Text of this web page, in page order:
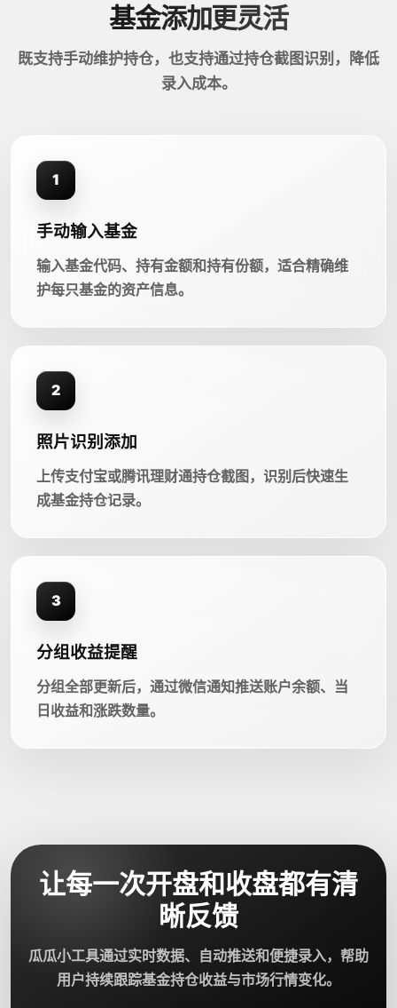
基金添加更灵活
既支持手动维护持仓，也支持通过持仓截图识别，降低
录入成本。
1
手动输入基金
输入基金代码、持有金额和持有份额，适合精确维
护每只基金的资产信息。
2
照片识别添加
上传支付宝或腾讯理财通持仓截图，识别后快速生
成基金持仓记录。
3
分组收益提醒
分组全部更新后，通过微信通知推送账户余额、当
日收益和涨跌数量。
让每一次开盘和收盘都有清
晰反馈
瓜瓜小工具通过实时数据、自动推送和便捷录入，帮助
用户持续跟踪基金持仓收益与市场行情变化。